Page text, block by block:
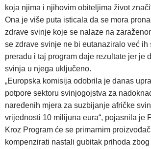
koja njima i njihovim obiteljima život
Ona je više puta isticala da se mora
zdrave svinje koje se nalaze na
se zdrave svinje ne bi eutanaziralo već ih
preradu i taj program daje rezultate jer je
svinja u njega uključeno.
„Europska komisija odobrila je danas
potpore sektoru svinjogojstva za
naređenih mjera za suzbijanje afričke
vrijednosti 10 milijuna eura“, pojasnila je
Kroz Program će se primarnim
kompenzirati nastali gubitak prihoda